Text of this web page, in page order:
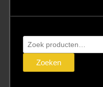
Zoeken
naar:
Zoeken